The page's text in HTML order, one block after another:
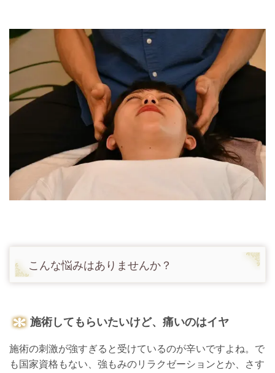
こんな悩みはありませんか？
施術してもらいたいけど、痛いのはイヤ
施術の刺激が強すぎると受けているのが辛いですよね。で
も国家資格もない、強もみのリラクゼーションとか、さす